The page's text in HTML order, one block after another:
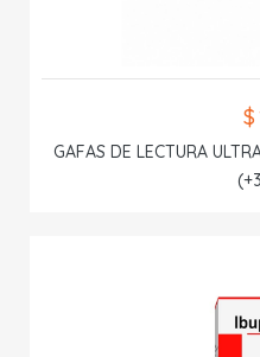
$
GAFAS DE LECTURA